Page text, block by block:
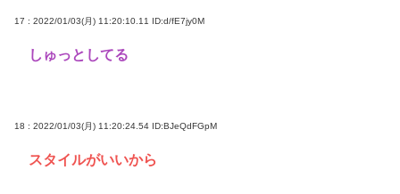
17 : 2022/01/03(月) 11:20:10.11 ID:d/fE7jy0M
しゅっとしてる
18 : 2022/01/03(月) 11:20:24.54 ID:BJeQdFGpM
スタイルがいいから